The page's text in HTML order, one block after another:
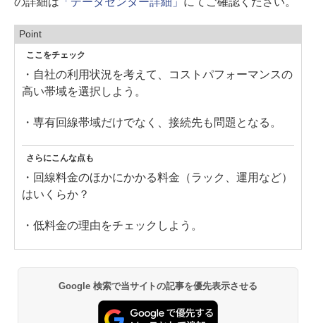
Point
ここをチェック
・自社の利用状況を考えて、コストパフォーマンスの
高い帯域を選択しよう。
・専有回線帯域だけでなく、接続先も問題となる。
さらにこんな点も
・回線料金のほかにかかる料金（ラック、運用など）
はいくらか？
・低料金の理由をチェックしよう。
Google 検索で当サイトの記事を優先表示させる